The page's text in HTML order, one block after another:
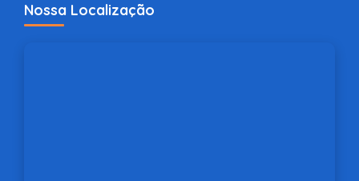
Nossa Localização